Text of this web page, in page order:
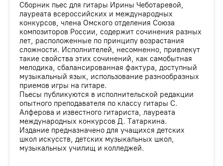
Сборник пьес для гитары Ирины Чеботаревой,
лауреата всероссийских и международных
конкурсов, члена Омского отделения Союза
композиторов России, cодержит сочинения разных
лет, расположенные по принципу возрастания
сложности. Исполнителей, несомненно, привлекут
такие свойства этих сочинений, как самобытная
мелодика, сбалансированная фактура, доступный
музыкальный язык, использование разнообразных
приемов игры на гитаре.
Пьесы публикуются в исполнительской редакции
опытного преподавателя по классу гитары С.
Алферова и известного гитариста, лауреата
международных конкурсов Д. Татаркина.
Издание предназначено для учащихся детских
школ искусств, детских музыкальных школ,
музыкальных училищ и колледжей.